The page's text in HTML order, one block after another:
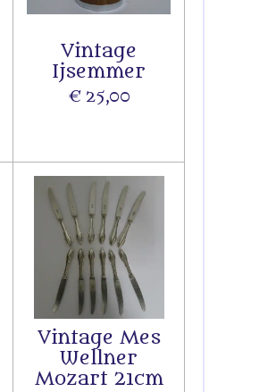
Vintage
Ijsemmer
€ 25,00
Vintage Mes
Wellner
Mozart 21cm